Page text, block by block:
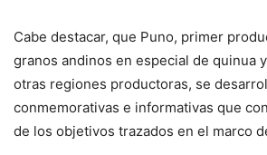
Cabe destacar, que Puno, primer
granos andinos en especial de quinua
otras regiones productoras, se
conmemorativas e informativas que
de los objetivos trazados en el marco